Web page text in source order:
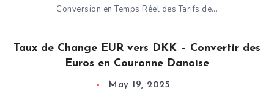
Conversion en Temps Réel des Tarifs de…
Taux de Change EUR vers DKK – Convertir des
Euros en Couronne Danoise
May 19, 2025